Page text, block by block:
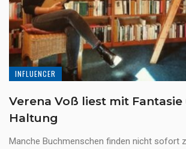
INFLUENCER
Verena Voß liest mit Fantasie
Haltung
Manche Buchmenschen finden nicht sofort